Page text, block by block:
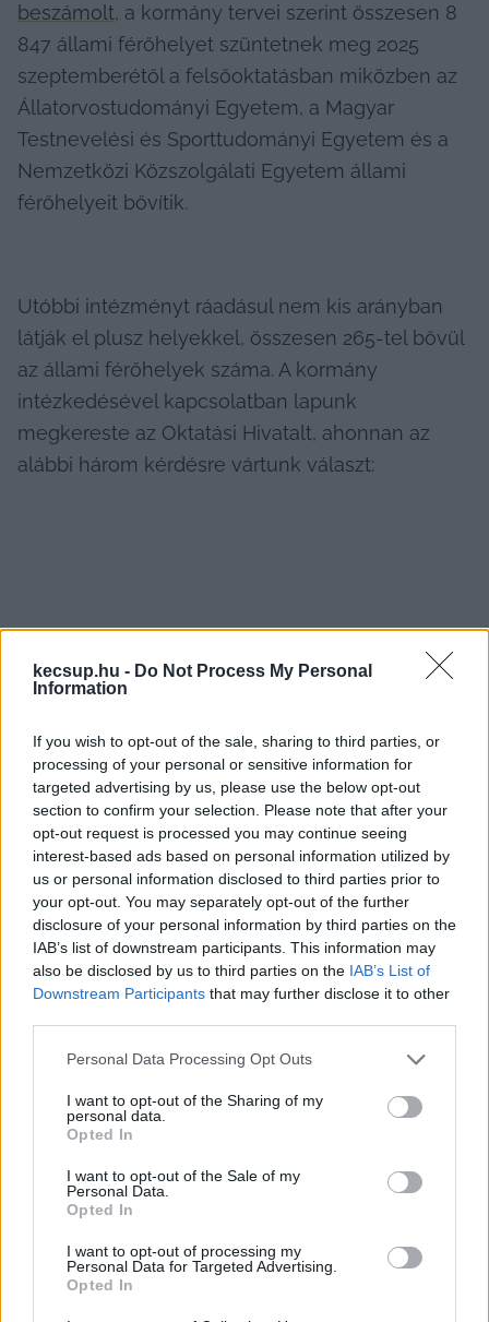
kecsup.hu - Do Not Process My Personal
Information
If you wish to opt-out of the sale, sharing to third parties, or
processing of your personal or sensitive information for
targeted advertising by us, please use the below opt-out
section to confirm your selection. Please note that after your
opt-out request is processed you may continue seeing
interest-based ads based on personal information utilized by
us or personal information disclosed to third parties prior to
your opt-out. You may separately opt-out of the further
disclosure of your personal information by third parties on the
IAB’s list of downstream participants. This information may
also be disclosed by us to third parties on the IAB’s List of
Downstream Participants that may further disclose it to other
Please note that this website/app uses one or more Google
not limited to your visit or usage behaviour. You may click to
grant or deny consent to Google and its third-party tags to
use your data for below specified purposes in below Google
consent section.
Personal Data Processing Opt Outs
I want to opt-out of the Sharing of my
personal data.
Opted In
I want to opt-out of the Sale of my
Personal Data.
Opted In
I want to opt-out of processing my
Personal Data for Targeted Advertising.
Opted In
beszámolt, a kormány tervei szerint összesen 8
847 állami férőhelyet szüntetnek meg 2025
szeptemberétől a felsőoktatásban miközben az
Állatorvostudományi Egyetem, a Magyar
Testnevelési és Sporttudományi Egyetem és a
Nemzetközi Közszolgálati Egyetem állami
férőhelyeit bővítik.
Utóbbi intézményt ráadásul nem kis arányban
látják el plusz helyekkel, összesen 265-tel bővül
az állami férőhelyek száma. A kormány
intézkedésével kapcsolatban lapunk
megkereste az Oktatási Hivatalt, ahonnan az
alábbi három kérdésre vártunk választ:
Pontosan mi indokolta, hogy az állami
Mi az oka annak, hogy miközben több ezer
férőhellyel csökken az állami férőhelyek
száma, addig három egyetem
(Állatorvostudományi Egyetem, a Magyar
Testnevelési és Sporttudományi Egyetem és
a Nemzetközi Közszolgálati Egyetem) állami
férőhelyeinek száma növekszik?
férőhelyek számának csökkentését abból a
szempontból, hogy ezáltal sok magyar diák
lehetősége szűnik meg a felsőoktatásban
való részvételre?
OH: csökkenés helyett nőni fog az
állami férőhelyek száma az